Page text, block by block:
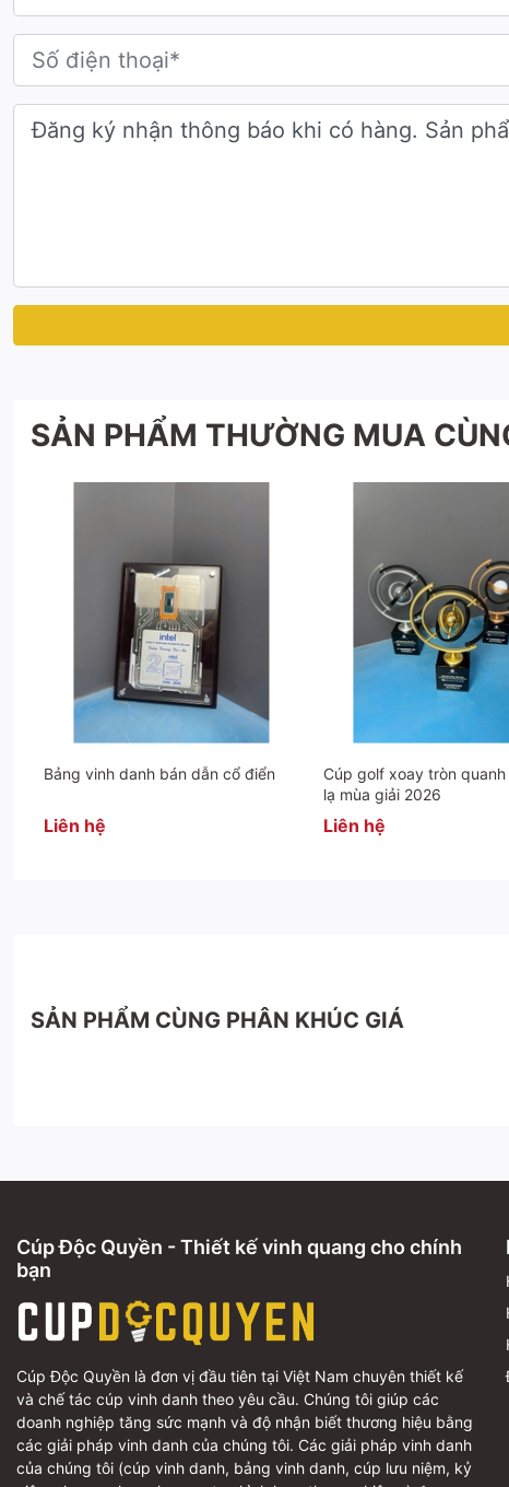
SẢN PHẨM THƯỜNG MUA
Bảng vinh danh bán dẫn cổ điển
Liên hệ
Cúp golf xoay tròn
lạ mùa giải 2026
Liên hệ
SẢN PHẨM CÙNG PHÂN KHÚC GIÁ
Cúp Độc Quyền - Thiết kế vinh quang cho chính
bạn
Cúp Độc Quyền là đơn vị đầu tiên tại Việt Nam chuyên thiết kế
và chế tác cúp vinh danh theo yêu cầu. Chúng tôi giúp các
doanh nghiệp tăng sức mạnh và độ nhận biết thương hiệu bằng
các giải pháp vinh danh của chúng tôi. Các giải pháp vinh danh
của chúng tôi (cúp vinh danh, bảng vinh danh, cúp lưu niệm, kỷ